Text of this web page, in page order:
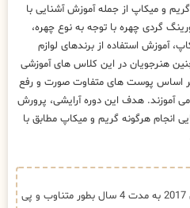
و میکاپ از جمله آموزش آشنایی با
گردی چهره با توجه به نوع چهره،
آموزش استفاده از برندهای لوازم
هنرجویان در این کلاس های آموزشی
بر اساس پوست های متفاوت صورت و رفع
آموزند. هدف این دوره آرایشی، پرورش
انجام هرگونه گریم و میکاپ مطابق با
موسسه آموزش عالی عریس از سال 2017 به مدت 4 سال بطور متناوب و پی